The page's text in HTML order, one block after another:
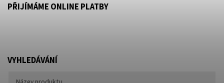
PŘIJÍMÁME ONLINE PLATBY
VYHLEDÁVÁNÍ